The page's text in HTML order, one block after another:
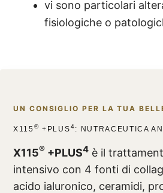
vi sono particolari
fisiologiche o
UN CONSIGLIO PER LA TUA
X115® +PLUS4: NUTRACEUTICA
X115® +PLUS4 è il
intensivo con 4 fonti di
acido ialuronico, ceramidi,